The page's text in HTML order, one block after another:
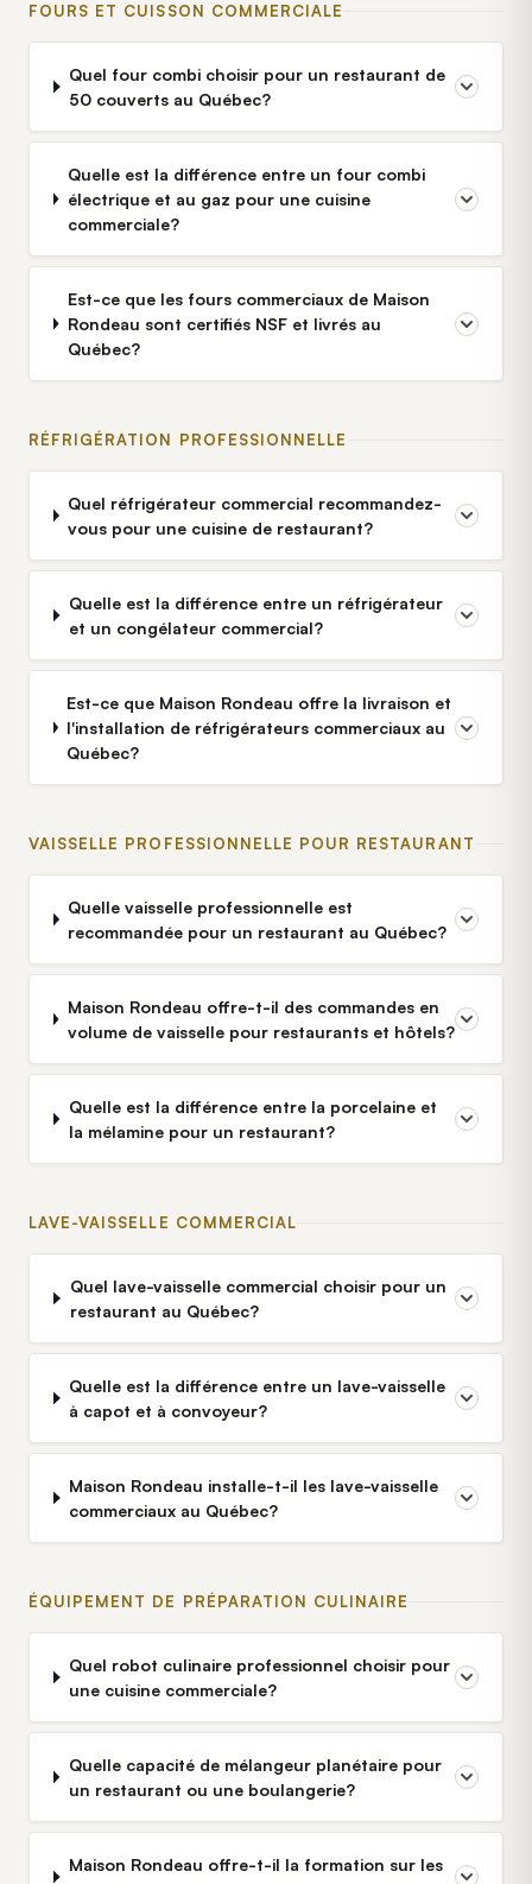
FOURS ET CUISSON COMMERCIALE
Quel four combi choisir pour un restaurant de
50 couverts au Québec?
Quelle est la différence entre un four combi
électrique et au gaz pour une cuisine
commerciale?
Est-ce que les fours commerciaux de Maison
Rondeau sont certifiés NSF et livrés au
Québec?
RÉFRIGÉRATION PROFESSIONNELLE
Quel réfrigérateur commercial recommandez-
vous pour une cuisine de restaurant?
Quelle est la différence entre un réfrigérateur
et un congélateur commercial?
Est-ce que Maison Rondeau offre la livraison et
l'installation de réfrigérateurs commerciaux au
Québec?
VAISSELLE PROFESSIONNELLE POUR RESTAURANT
Quelle vaisselle professionnelle est
recommandée pour un restaurant au Québec?
Maison Rondeau offre-t-il des commandes en
volume de vaisselle pour restaurants et hôtels?
Quelle est la différence entre la porcelaine et
la mélamine pour un restaurant?
LAVE-VAISSELLE COMMERCIAL
Quel lave-vaisselle commercial choisir pour un
restaurant au Québec?
Quelle est la différence entre un lave-vaisselle
à capot et à convoyeur?
Maison Rondeau installe-t-il les lave-vaisselle
commerciaux au Québec?
ÉQUIPEMENT DE PRÉPARATION CULINAIRE
Quel robot culinaire professionnel choisir pour
une cuisine commerciale?
Quelle capacité de mélangeur planétaire pour
un restaurant ou une boulangerie?
Maison Rondeau offre-t-il la formation sur les